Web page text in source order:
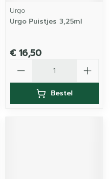
Urgo
Urgo Puistjes 3,25ml
€ 16,50
Bestel